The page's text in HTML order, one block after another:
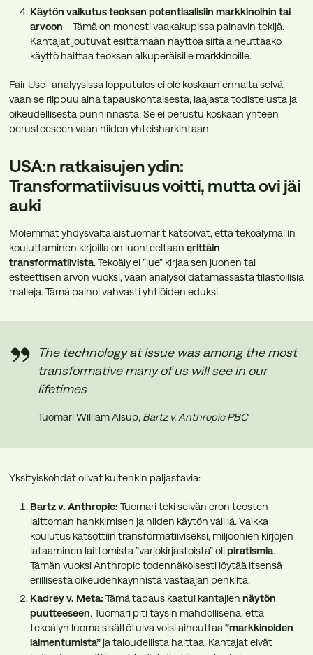
Käytön vaikutus teoksen potentiaalisiin markkinoihin tai
arvoon – Tämä on monesti vaakakupissa painavin tekijä.
Kantajat joutuvat esittämään näyttöä siitä aiheuttaako
käyttö haittaa teoksen alkuperäisille markkinoille.
Fair Use -analyysissa lopputulos ei ole koskaan ennalta selvä,
vaan se riippuu aina tapauskohtaisesta, laajasta todistelusta ja
oikeudellisesta punninnasta. Se ei perustu koskaan yhteen
perusteeseen vaan niiden yhteisharkintaan.
USA:n ratkaisujen ydin:
Transformatiivisuus voitti, mutta ovi jäi
auki
Molemmat yhdysvaltalaistuomarit katsoivat, että tekoälymallin
kouluttaminen kirjoilla on luonteeltaan erittäin
transformatiivista. Tekoäly ei ”lue” kirjaa sen juonen tai
esteettisen arvon vuoksi, vaan analysoi datamassasta tilastollisia
malleja. Tämä painoi vahvasti yhtiöiden eduksi.
The technology at issue was among the most
transformative many of us will see in our
lifetimes
Tuomari William Alsup, Bartz v. Anthropic PBC
Yksityiskohdat olivat kuitenkin paljastavia:
Bartz v. Anthropic: Tuomari teki selvän eron teosten
laittoman hankkimisen ja niiden käytön välillä. Vaikka
koulutus katsottiin transformatiiviseksi, miljoonien kirjojen
lataaminen laittomista ”varjokirjastoista” olipiratismia.
Tämän vuoksi Anthropic todennäköisesti löytää itsensä
erillisestä oikeudenkäynnistä vastaajan penkiltä.
Kadrey v. Meta: Tämä tapaus kaatui kantajiennäytön
puutteeseen. Tuomari piti täysin mahdollisena, että
tekoälyn luoma sisältötulva voisi aiheuttaa”markkinoiden
laimentumista” ja taloudellista haittaa. Kantajat eivät